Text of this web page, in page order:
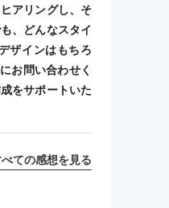
アリングし、そ
、どんなスタイ
ザインはもちろ
お問い合わせく
をサポートいた
ての感想を見る